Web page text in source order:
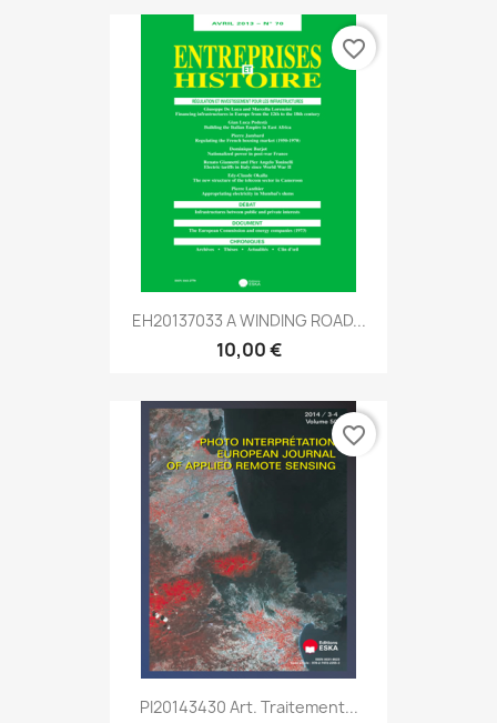
EH20137033 A WINDING ROAD...
10,00 €
favorite_border
PI20143430 Art. Traitement...
favorite_border